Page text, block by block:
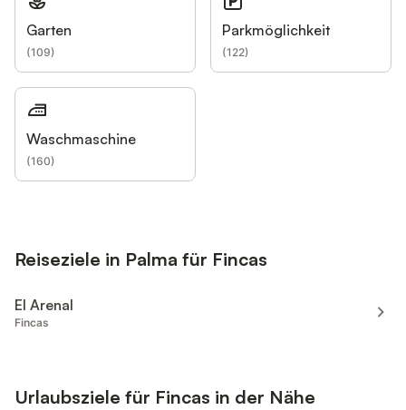
Garten
(109)
Parkmöglichkeit
(122)
Waschmaschine
(160)
Reiseziele in Palma für Fincas
El Arenal
Fincas
Urlaubsziele für Fincas in der Nähe